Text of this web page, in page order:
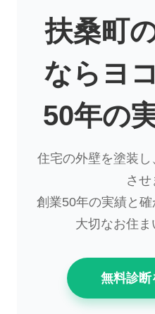
扶桑町
ならヨ
50年の
住宅の外壁を塗装
させ
創業50年の実績と
大切なお住ま
無料診断